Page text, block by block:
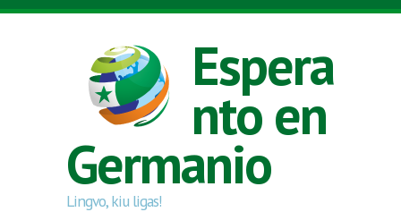
Skip to main content
Espera
nto en
Germanio
Lingvo, kiu ligas!